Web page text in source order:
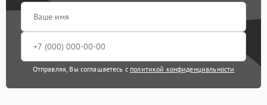
Отправляя, Вы соглашаетесь с политикой конфиденциальности